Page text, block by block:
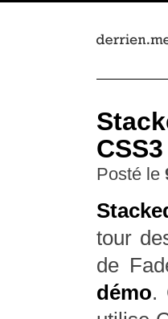
CSS3
Posté le
tour
de
démo.